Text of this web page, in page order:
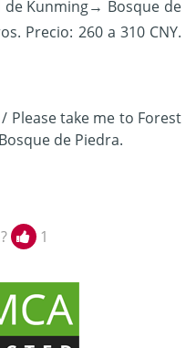
de Kunming→ Bosque de
Precio: 260 a 310 CNY.
Please take me to Forest
de Piedra.
1